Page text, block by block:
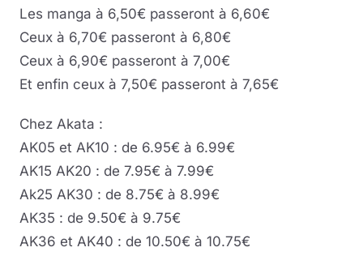
Les manga à 6,50€ passeront à 6,60€
Ceux à 6,70€ passeront à 6,80€
Ceux à 6,90€ passeront à 7,00€
Et enfin ceux à 7,50€ passeront à 7,65€
Chez Akata :
AK05 et AK10 : de 6.95€ à 6.99€
AK15 AK20 : de 7.95€ à 7.99€
Ak25 AK30 : de 8.75€ à 8.99€
AK35 : de 9.50€ à 9.75€
AK36 et AK40 : de 10.50€ à 10.75€